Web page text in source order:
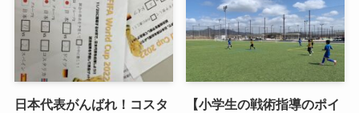
日本代表がんばれ！コスタ
【小学生の戦術指導のポイ